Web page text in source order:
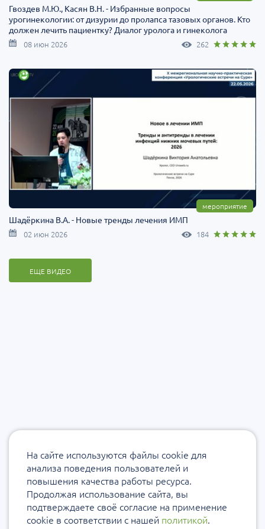
Гвоздев М.Ю., Касян В.Н. - Избранные вопросы
урогинекологии: от дизурии до пролапса тазовых органов. Кто
должен лечить пациентку? Диалог уролога и гинеколога
08 июн 2026 262
мероприятие
Шадёркина В.А. - Новые тренды лечения ИМП
02 июн 2026 184
ЕЩЕ ВИДЕО
На сайте используются файлы cookie для
анализа поведения пользователей и
повышения качества работы ресурса.
Продолжая использование сайта, вы
подтверждаете своё согласие на применение
cookie в соответствии с нашей политикой.